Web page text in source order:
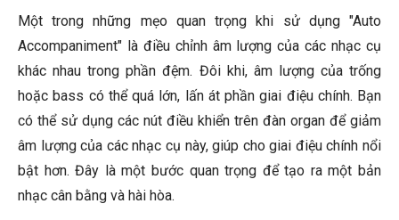
Một trong những mẹo quan trọng khi sử dụng "Auto
Accompaniment" là điều chỉnh âm lượng của các nhạc cụ
khác nhau trong phần đệm. Đôi khi, âm lượng của trống
hoặc bass có thể quá lớn, lấn át phần giai điệu chính. Bạn
có thể sử dụng các nút điều khiển trên đàn organ để giảm
âm lượng của các nhạc cụ này, giúp cho giai điệu chính nổi
bật hơn. Đây là một bước quan trọng để tạo ra một bản
nhạc cân bằng và hài hòa.